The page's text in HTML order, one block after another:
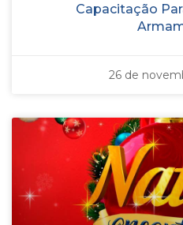
Capacitação
26 de